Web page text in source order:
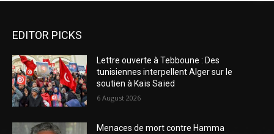
EDITOR PICKS
Lettre ouverte à Tebboune : Des
tunisiennes interpellent Alger sur le
soutien à Kaïs Saïed
6 August 2026
Menaces de mort contre Hamma